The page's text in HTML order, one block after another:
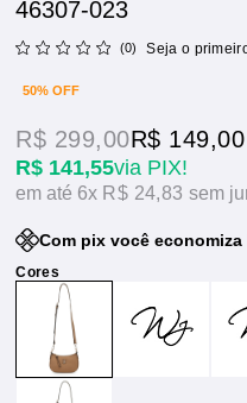
46307-023
(0) Seja o
50% OFF
R$ 141,55via PIX!
R$ 299,00R$ 149,00
6x R$ 24,83sem
Com pix você economiza